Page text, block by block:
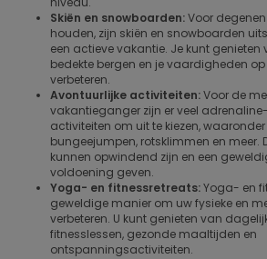
Skiën en snowboarden:Voor
houden, zijn skiën en snowboarden
een actieve vakantie. Je kunt genieten
bedekte bergen en je vaardigheden
verbeteren.
Avontuurlijke activiteiten:Voor de
vakantieganger zijn er veel
activiteiten om uit te kiezen, waaronder
bungeejumpen, rotsklimmen en meer.
kunnen opwindend zijn en een
voldoening geven.
Yoga- en fitnessretreats:Yoga- en
geweldige manier om uw fysieke en
verbeteren. U kunt genieten van
fitnesslessen, gezonde maaltijden en
ontspanningsactiviteiten.